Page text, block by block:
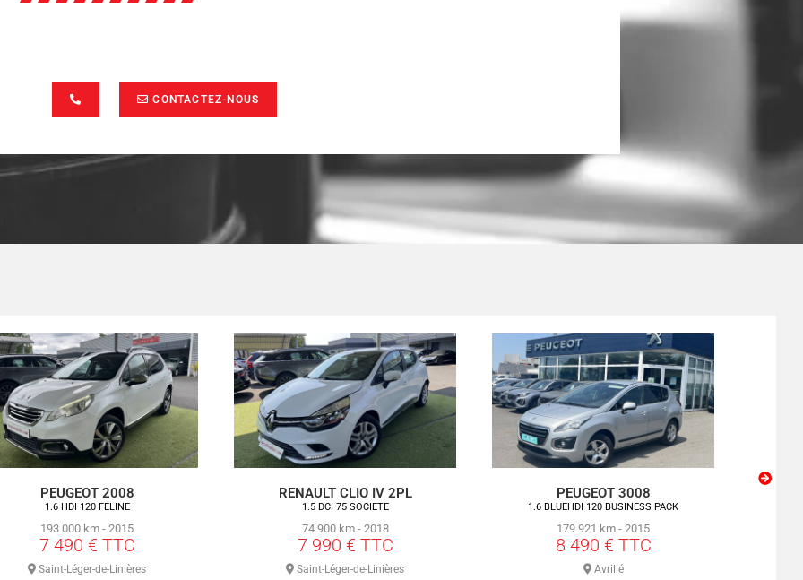
CONTACTEZ-NOUS
PEUGEOT 2008
1.6 HDI 120 FELINE
193 000 km - 2015
7 490 € TTC
Saint-Léger-de-Linières
RENAULT CLIO IV 2PL
1.5 DCI 75 SOCIETE
74 900 km - 2018
7 990 € TTC
Saint-Léger-de-Linières
PEUGEOT 3008
1.6 BLUEHDI 120 BUSINESS PACK
179 921 km - 2015
8 490 € TTC
Avrillé